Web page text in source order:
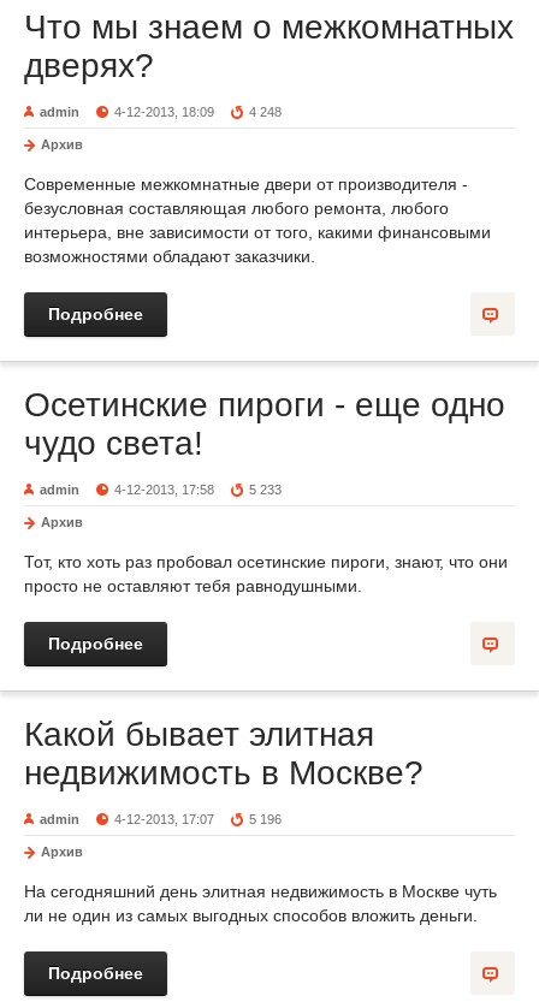
Что мы знаем о межкомнатных
дверях?
admin 4-12-2013, 18:09 4 248
Архив
Современные межкомнатные двери от производителя -
безусловная составляющая любого ремонта, любого
интерьера, вне зависимости от того, какими финансовыми
возможностями обладают заказчики.
Подробнее
Осетинские пироги - еще одно
чудо света!
admin 4-12-2013, 17:58 5 233
Архив
Тот, кто хоть раз пробовал осетинские пироги, знают, что они
просто не оставляют тебя равнодушными.
Подробнее
Какой бывает элитная
недвижимость в Москве?
admin 4-12-2013, 17:07 5 196
Архив
На сегодняшний день элитная недвижимость в Москве чуть
ли не один из самых выгодных способов вложить деньги.
Подробнее